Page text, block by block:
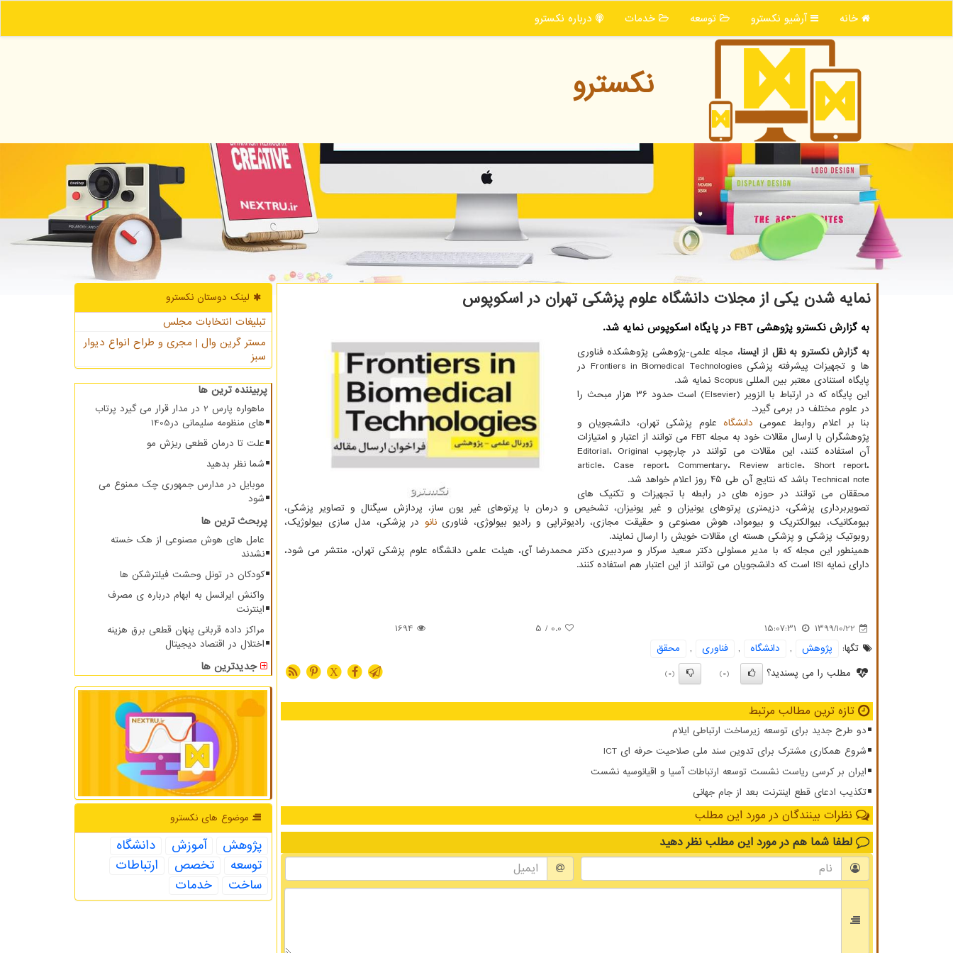
خانه آرشیو نكسترو توسعه خدمات درباره نكسترو
نكسترو
نمایه شدن یكی از مجلات دانشگاه علوم پزشكی تهران در اسكوپوس
به گزارش نکسترو پژوهشی FBT در پایگاه اسکوپوس نمایه شد.
به گزارش نکسترو به نقل از ایسنا، مجله علمی-پژوهشی پژوهشکده فناوری
ها و تجهیزات پیشرفته پزشکی Frontiers in Biomedical Technologies در
پایگاه استنادی معتبر بین المللی Scopus نمایه شد.
این پایگاه که در ارتباط با الزویر (Elsevier) است حدود ۳۶ هزار مبحث را
در علوم مختلف در برمی گیرد.
بنا بر اعلام روابط عمومی دانشگاه علوم پزشکی تهران، دانشجویان و
پژوهشگران با ارسال مقالات خود به مجله FBT می توانند از اعتبار و امتیازات
آن استفاده کنند، این مقالات می توانند در چارچوب Editorial، Original
article، Case report، Commentary، Review article، Short report،
Technical note باشد که نتایج آن طی ۴۵ روز اعلام خواهد شد.
محققان می توانند در حوزه های در رابطه با تجهیزات و تکنیک های
تصویربرداری پزشکی، دزیمتری پرتوهای یونیزان و غیر یونیزان، تشخیص و درمان با پرتوهای غیر یون ساز، پردازش سیگنال و تصاویر پزشکی،
بیومکانیک، بیوالکتریک و بیومواد، هوش مصنوعی و حقیقت مجازی، رادیوتراپی و رادیو بیولوژی، فناورینانو در پزشکی، مدل سازی بیولوژیک،
روبوتیک پزشکی و پزشکی هسته ای مقالات خویش را ارسال نمایند.
همینطور این مجله که با مدیر مسئولی دکتر سعید سرکار و سردبیری دکتر محمدرضا آی، هیئت علمی دانشگاه علوم پزشکی تهران، منتشر می شود،
دارای نمایه ISI است که دانشجویان می توانند از این اعتبار هم استفاده کنند.
1399/10/22
15:07:31
0.0
/ 5
1694
تگها:
پژوهش , دانشگاه , فناوری ,
محقق
مطلب را می پسندید؟
(0)
(0)
X
تازه ترین مطالب مرتبط
دو طرح جدید برای توسعه زیرساخت ارتباطی ایلام
شروع همکاری مشترک برای تدوین سند ملی صلاحیت حرفه ای ICT
ایران بر کرسی ریاست نشست توسعه ارتباطات آسیا و اقیانوسیه نشست
تکذیب ادعای قطع اینترنت بعد از جام جهانی
نظرات بینندگان در مورد این مطلب
لطفا شما هم در مورد این مطلب نظر دهید
لینک دوستان نكسترو
تبلیغات انتخابات مجلس
مستر گرین وال | مجری و طراح انواع دیوار
سبز
پربیننده ترین ها
ماهواره پارس 2 در مدار قرار می گیرد پرتاب
های منظومه سلیمانی در1405
علت تا درمان قطعی ریزش مو
شما نظر بدهید
موبایل در مدارس جمهوری چک ممنوع می
شود
پربحث ترین ها
عامل های هوش مصنوعی از هک خسته
نشدند
کودکان در تونل وحشت فیلترشکن ها
واکنش ایرانسل به ابهام درباره ی مصرف
اینترنت
مراکز داده قربانی پنهان قطعی برق هزینه
اختلال در اقتصاد دیجیتال
جدیدترین ها
موضوع های نكسترو
پژوهش آموزش
دانشگاه
توسعه
تخصص
ارتباطات
ساخت
خدمات